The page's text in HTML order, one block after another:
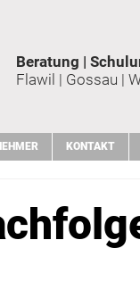
Beratung |
Flawil | Gossau |
KONTAKT